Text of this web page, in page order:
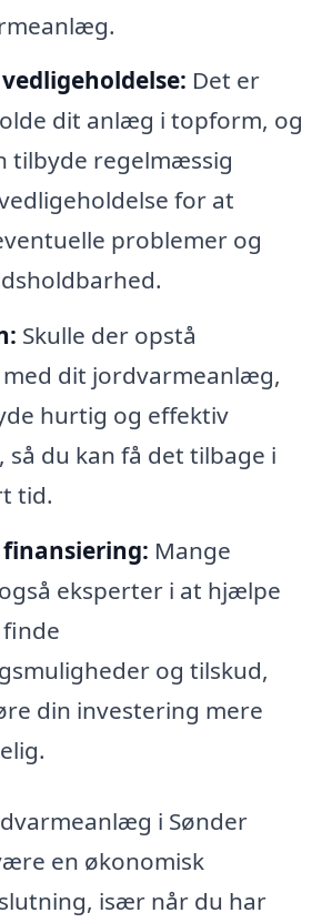
Det er
dit anlæg i topform, og
tilbyde regelmæssig
for at
problemer og
Skulle der opstå
dit jordvarmeanlæg,
hurtig og effektiv
du kan få det tilbage i
tid.
Mange
eksperter i at hjælpe
og tilskud,
din investering mere
i Sønder
en økonomisk
især når du har